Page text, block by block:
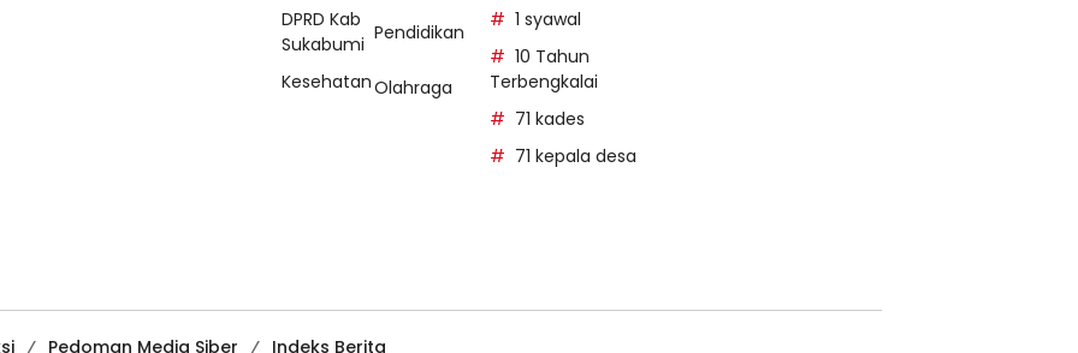
DPRD Kab
Sukabumi
Pendidikan
KesehatanOlahraga
1 syawal
10 Tahun
Terbengkalai
71 kades
71 kepala desa
Pedoman Media Siber Indeks Berita